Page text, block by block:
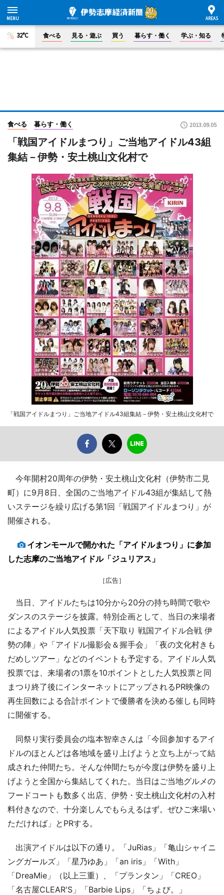
32°C 食べる 見る・遊ぶ 買う 暮らす・働く 学ぶ・知る
食べる 暮らす・働く 2013.09.05
「戦国アイドルまつり」ご当地アイドル43組
集結－伊勢・安土桃山文化村で
「戦国アイドルまつり」ご当地アイドル43組集結－伊勢・安土桃山文化村で
今年開村20周年の伊勢・安土桃山文化村（伊勢市二見
町）に9月8日、全国のご当地アイドル43組が集結して熱
いステージを繰り広げる第1回「戦国アイドルまつり」が
開催される。
イオンモールで開かれた「アイドルまつり」に参加
した志摩のご当地アイドル「ジュリアス」
［広告］
当日、アイドルたちは10分から20分の持ち時間で歌や
ダンスのステージを披露。特別企画として、当日の来場者
によるアイドル人気投票「天下取り 戦国アイドル合戦 伊
勢の陣」や「アイドル撮影会＆握手会」「夜の文化村きも
だめしツアー」などのイベントも予定する。アイドル人気
投票では、来場者の1票を10ポイントとした人気投票と同
まつり終了後にインターネットにアップされるPR映像の
再生回数による合計ポイントで優勝者を決める催しも同時
に開催する。
同祭り実行委員会の塩本智幸さんは「今回参加するアイ
ドルのほとんどは各地域を盛り上げようと立ち上がって結
成された仲間たち。そんな仲間たちが今度は伊勢を盛り上
げようと全国から集結してくれた。当日はご当地グルメの
フードコートも数多く出店、伊勢・安土桃山文化村の入村
料付きなので、十分楽しんでもらえるはず。ぜひご来場い
ただければ」とPRする。
出演アイドルは以下の通り。「JuRias」「亀山シャイニ
ングガールズ」「星乃ゆあ」「an iris」「With」
「DreaMie」（以上三重）、「プランタン」「CREO」
「名古屋CLEAR'S」「Barbie Lips」「ちょび。」